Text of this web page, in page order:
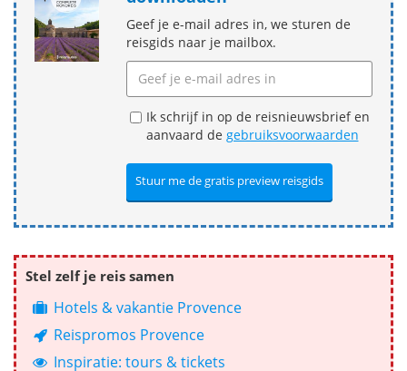
Geef je e-mail adres in, we sturen de
reisgids naar je mailbox.
Ik schrijf in op de reisnieuwsbrief en
aanvaard de gebruiksvoorwaarden
Stel zelf je reis samen
Hotels & vakantie Provence
Reispromos Provence
Inspiratie: tours & tickets